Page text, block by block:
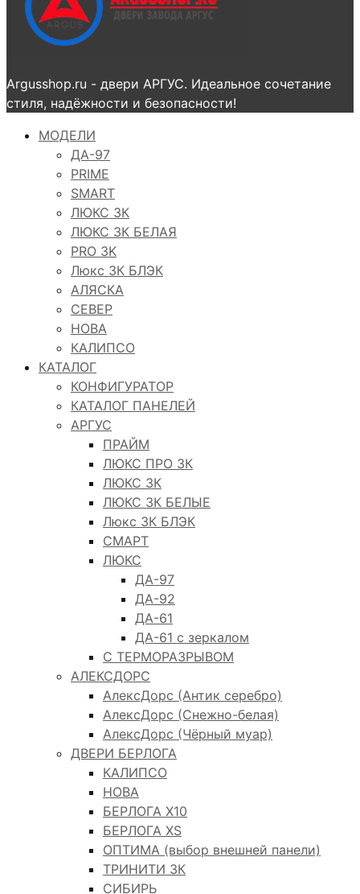
Argusshop.ru - двери АРГУС. Идеальное сочетание
стиля, надёжности и безопасности!
МОДЕЛИ
ДА-97
PRIME
SMART
ЛЮКС 3К
ЛЮКС 3К БЕЛАЯ
PRO 3K
Люкс 3К БЛЭК
АЛЯСКА
СЕВЕР
НОВА
КАЛИПСО
КАТАЛОГ
КОНФИГУРАТОР
КАТАЛОГ ПАНЕЛЕЙ
АРГУС
ПРАЙМ
ЛЮКС ПРО 3К
ЛЮКС 3К
ЛЮКС 3К БЕЛЫЕ
Люкс 3К БЛЭК
СМАРТ
ЛЮКС
ДА-97
ДА-92
ДА-61
ДА-61 с зеркалом
С ТЕРМОРАЗРЫВОМ
АЛЕКСДОРС
АлексДорс (Антик серебро)
АлексДорс (Снежно-белая)
АлексДорс (Чёрный муар)
ДВЕРИ БЕРЛОГА
КАЛИПСО
НОВА
БЕРЛОГА Х10
БЕРЛОГА XS
ОПТИМА (выбор внешней панели)
ТРИНИТИ 3К
СИБИРЬ